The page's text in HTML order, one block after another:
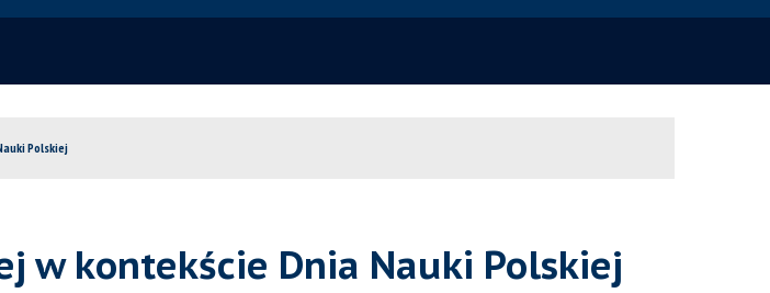
Polskiej
w kontekście Dnia Nauki Polskiej